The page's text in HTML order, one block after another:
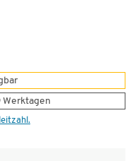
Werktagen